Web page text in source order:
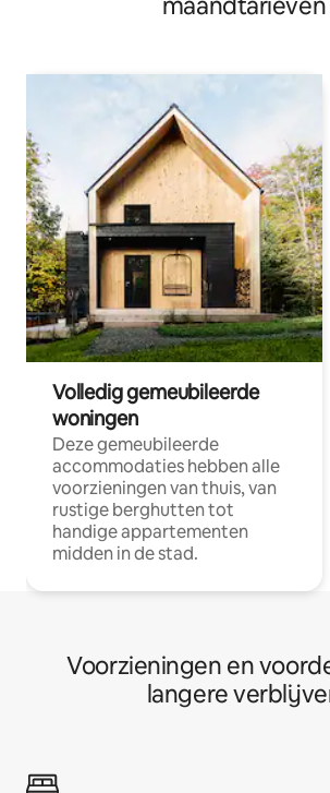
Volledig gemeubileerde
woningen
Deze gemeubileerde
accommodaties hebben alle
voorzieningen van thuis, van
rustige berghutten tot
handige appartementen
midden in de stad.
Voorzieningen en
langere